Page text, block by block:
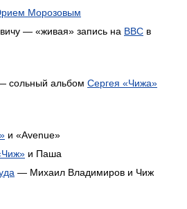
Морозовым
— «живая» запись на BBC в
сольный альбом Сергея «Чижа»
и «Avenue»
и Паша
— Михаил Владимиров и Чиж